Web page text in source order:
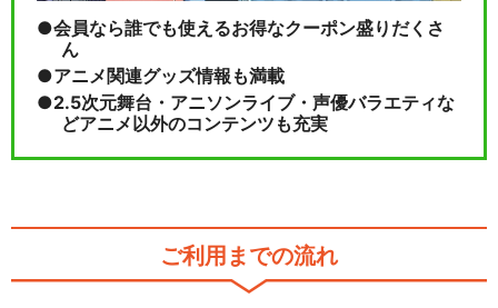
会員なら誰でも使えるお得なクーポン盛りだくさ
ん
アニメ関連グッズ情報も満載
2.5次元舞台・アニソンライブ・声優バラエティな
どアニメ以外のコンテンツも充実
ご利用までの流れ